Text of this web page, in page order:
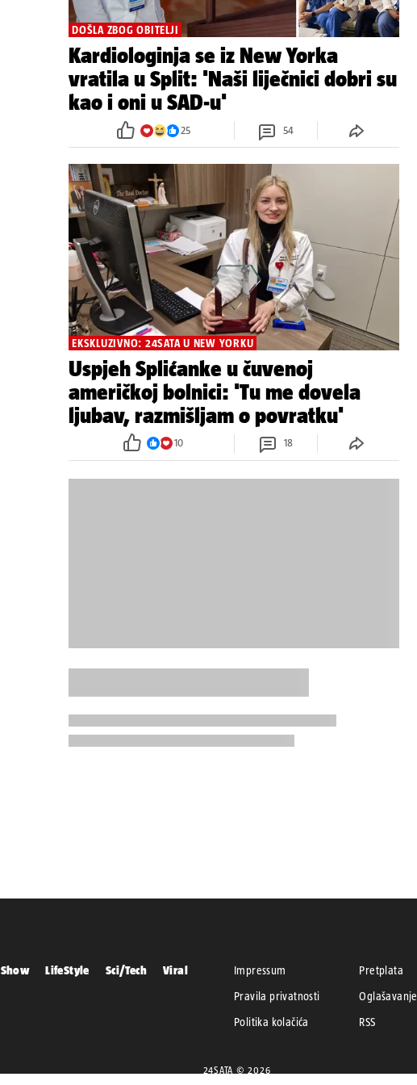
DOŠLA ZBOG OBITELJI
Kardiologinja se iz New Yorka
vratila u Split: 'Naši liječnici dobri su
kao i oni u SAD-u'
25 54
EKSKLUZIVNO: 24SATA U NEW YORKU
Uspjeh Splićanke u čuvenoj
američkoj bolnici: 'Tu me dovela
ljubav, razmišljam o povratku'
10 18
Show LifeStyle Sci/Tech Viral Impressum Pretplata
Pravila privatnosti
Oglašavanje
Politika kolačića
RSS
24SATA © 2026